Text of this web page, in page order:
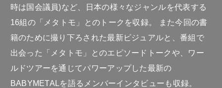
時は国会議員)など、日本の様々なジャンルを代表する
16組の「メタトモ」とのトークを収録。 また今回の書
籍のために撮り下ろされた最新ビジュアルと、番組で
出会った「メタトモ」とのエピソードトークや、ワー
ルドツアーを通じてパワーアップした最新の
BABYMETALを語るメンバーインタビューも収録。